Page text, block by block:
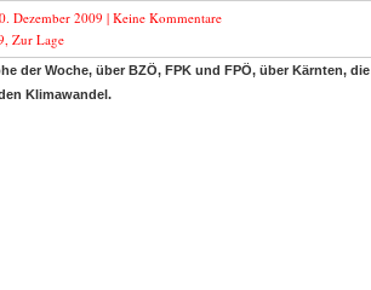
Dezember 2009 |Keine Kommentare
, Zur Lage
der Woche, über BZÖ, FPK und FPÖ, über Kärnten, die
Klimawandel.